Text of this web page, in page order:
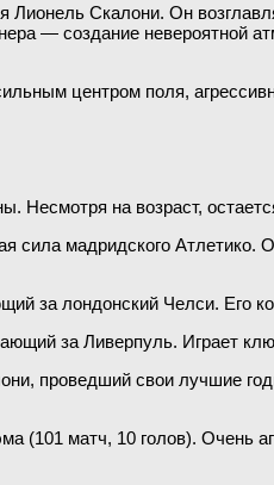
Скалони. Он
— создание
центром поля,
Несмотря на возраст,
сила мадридского
за лондонский Челси. Его
за Ливерпуль. Играет
проведший свои лучшие
(101 матч, 10 голов). Очень